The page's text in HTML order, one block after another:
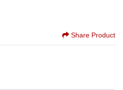
Share Product